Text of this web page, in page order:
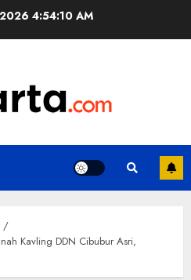
4:54:10 AM
Kavling DDN Cibubur Asri,